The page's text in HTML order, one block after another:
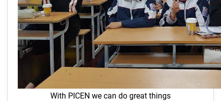
With PICEN we can do great things